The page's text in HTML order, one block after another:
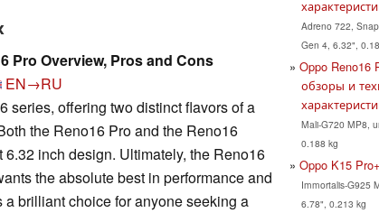
Pro Overview, Pros and Cons
EN→RU
series, offering two distinct flavors of a
the Reno16 Pro and the Reno16
inch design. Ultimately, the Reno16
the absolute best in performance and
brilliant choice for anyone seeking a
Adreno 722,
Gen 4, 6.32",
Oppo Reno16
обзоры и
Mali-G720 MP8,
0.188 kg
Oppo K15 Pro+
Immortalis-G925
6.78", 0.213 kg